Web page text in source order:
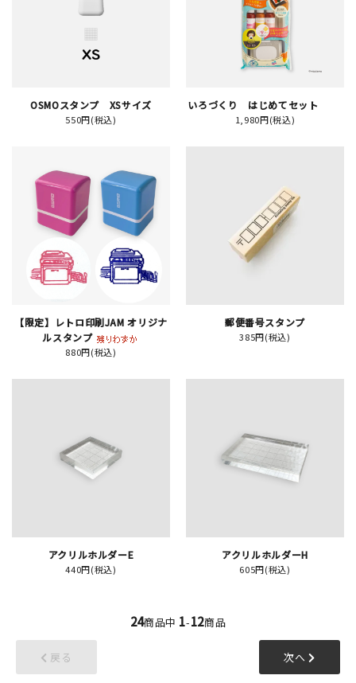
イベント・ワークショップ
新規会員登録
ログイン
マイアカウント
お買い物ガイド
OSMOスタンプ XSサイズ
550円(税込)
いろづくり はじめてセット
1,980円(税込)
【限定】レトロ印刷JAM オリジナ
ルスタンプ
880円(税込)
郵便番号スタンプ
385円(税込)
アクリルホルダーE
440円(税込)
アクリルホルダーH
605円(税込)
24商品中 1-12商品
戻る 次へ